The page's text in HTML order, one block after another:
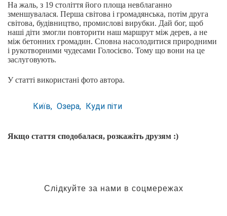
На жаль, з 19 століття його площа невблаганно
зменшувалася. Перша світова і громадянська, потім друга
світова, будівництво, промислові вирубки. Дай бог, щоб
наші діти змогли повторити наш маршрут між дерев, а не
між бетонних громадин. Сповна насолодитися природними
і рукотворними чудесами Голосієво. Тому що вони на це
заслуговують.
У статті використані фото автора.
Київ Озера Куди піти
Якщо стаття сподобалася, розкажіть друзям :)
Слідкуйте за нами в соцмережах